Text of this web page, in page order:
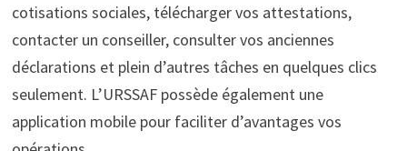
cotisations sociales, télécharger vos attestations,
contacter un conseiller, consulter vos anciennes
déclarations et plein d’autres tâches en quelques clics
seulement. L’URSSAF possède également une
application mobile pour faciliter d’avantages vos